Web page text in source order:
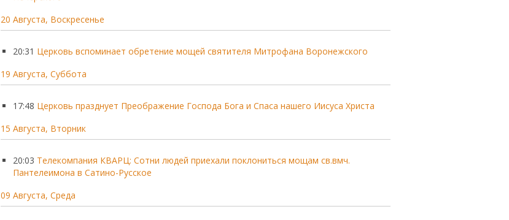
20 Августа, Воскресенье
20:31 Церковь вспоминает обретение мощей святителя Митрофана Воронежского
19 Августа, Суббота
17:48 Церковь празднует Преображение Господа Бога и Спаса нашего Иисуса Христа
15 Августа, Вторник
20:03 Телекомпания КВАРЦ: Сотни людей приехали поклониться мощам св.вмч.
Пантелеимона в Сатино-Русское
09 Августа, Среда